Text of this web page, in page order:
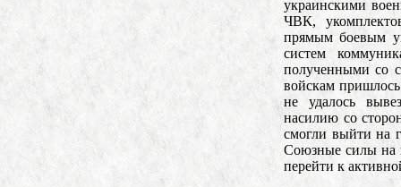
украинскими
ЧВК,
прямым боевым
систем
полученными со
войскам
не удалось
насилию со
смогли выйти на
Союзные силы на
перейти к